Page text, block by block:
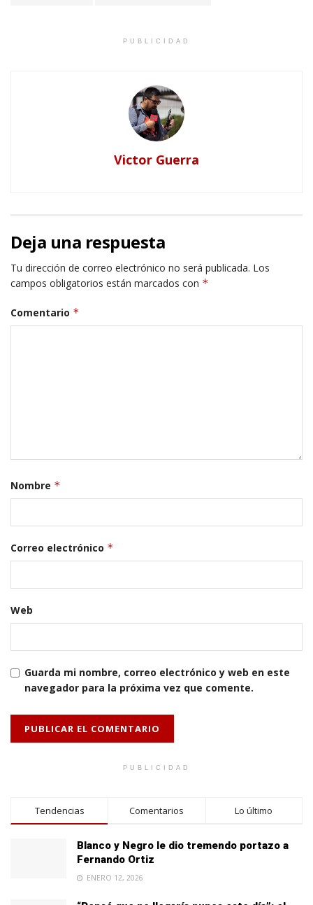
PUBLICIDAD
Victor Guerra
Deja una respuesta
Tu dirección de correo electrónico no será publicada. Los
campos obligatorios están marcados con *
Comentario *
Nombre *
Correo electrónico *
Web
Guarda mi nombre, correo electrónico y web en este
navegador para la próxima vez que comente.
PUBLICIDAD
Tendencias Comentarios Lo último
Blanco y Negro le dio tremendo portazo a
Fernando Ortiz
ENERO 12, 2026